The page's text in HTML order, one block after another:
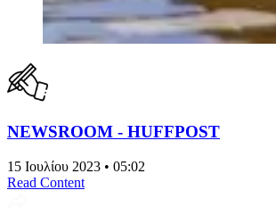
NEWSROOM - HUFFPOST
15 Ιουλίου 2023 • 05:02
Read Content